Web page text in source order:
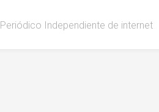
Periódico Independiente de internet